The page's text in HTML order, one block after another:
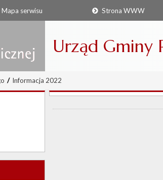
Mapa serwisu Strona WWW
Urząd Gminy
/ Informacja 2022